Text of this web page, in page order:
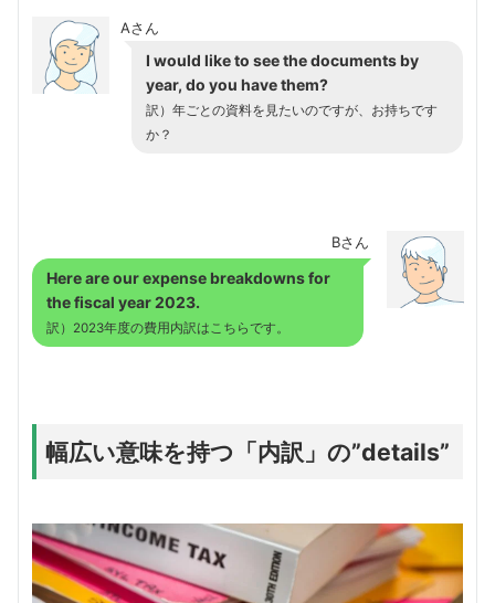
Aさん
I would like to see the documents by
year, do you have them?
訳）年ごとの資料を見たいのですが、お持ちです
か？
Bさん
Here are our expense breakdowns for
the fiscal year 2023.
訳）2023年度の費用内訳はこちらです。
幅広い意味を持つ「内訳」の”details”